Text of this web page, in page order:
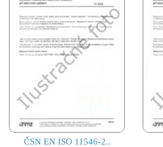
ČSN EN ISO 11546-2..